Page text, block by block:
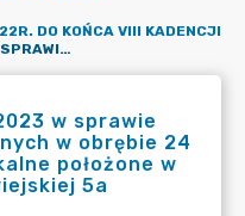
DO KOŃCA VIII KADENCJI
UCHWAŁA NR LXXX/674/2023 W SPRAWIE ZAMIANY DZIAŁEK POŁOŻONYCH W OBRĘBIE 24 MIASTA NA LOKALE MIESZKALNE POŁOŻONE W BUDYNKU PRZY UL. BIAŁOWIEJSKIEJ 5A
w sprawie
w obrębie 24
położone w
5a